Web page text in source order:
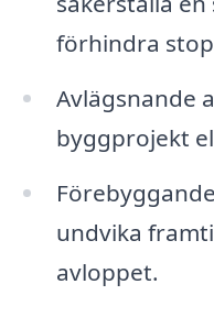
förhindra
Avlägsnande
byggprojekt
undvika
avloppet.